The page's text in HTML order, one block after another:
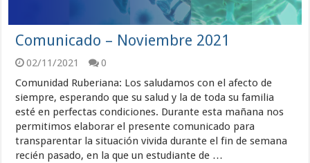
Comunicado – Noviembre 2021
02/11/2021
0
Comunidad Ruberiana: Los saludamos con el afecto de
siempre, esperando que su salud y la de toda su familia
esté en perfectas condiciones. Durante esta mañana nos
permitimos elaborar el presente comunicado para
transparentar la situación vivida durante el fin de semana
recién pasado, en la que un estudiante de …